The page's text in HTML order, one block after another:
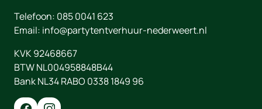
Telefoon: 085 0041 623
Email: info@partytentverhuur-nederweert.nl
KVK 92468667
BTW NL004958848B44
Bank NL34 RABO 0338 1849 96